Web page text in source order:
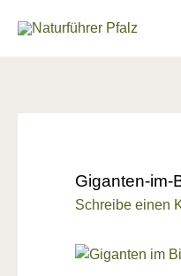
springen
Inhalt
Giganten-im-
Schreibe einen